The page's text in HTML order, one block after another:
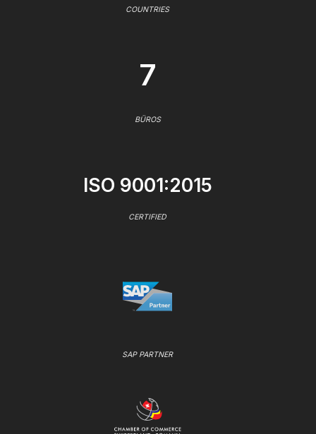
COUNTRIES
7
BÜROS
ISO 9001:2015
CERTIFIED
SAP PARTNER